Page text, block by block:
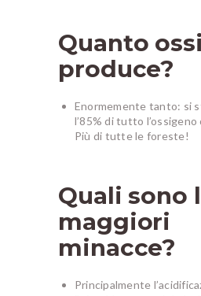
Quanto
produce?
Enormemente tanto: si
l’85% di tutto
Più di tutte le foreste!
Quali sono
maggiori
minacce?
Principalmente